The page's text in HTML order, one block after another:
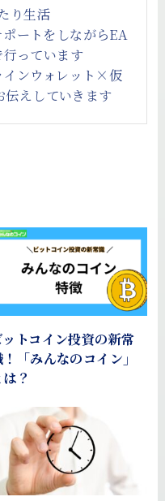
り生活
ートをしながらEA
っています
インウォレット×仮
えしていきます
ットコイン投資の新常
「みんなのコイン」
は？